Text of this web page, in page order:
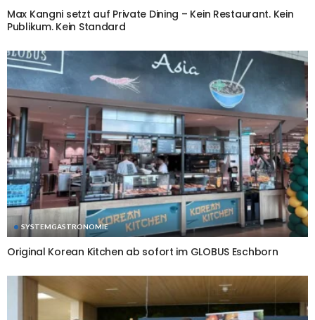
Max Kangni setzt auf Private Dining – Kein Restaurant. Kein
Publikum. Kein Standard
SYSTEMGASTRONOMIE
Original Korean Kitchen ab sofort im GLOBUS Eschborn